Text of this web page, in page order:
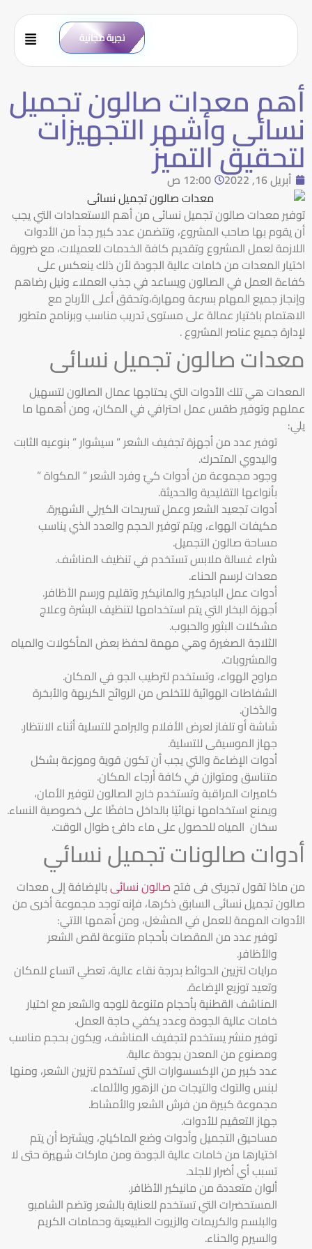
تجربة مجانية
أهم معدات صالون تجميل
نسائى وأشهر التجهيزات
لتحقيق التميز
أبريل 16, 2022
12:00 ص
توفير معدات صالون تجميل نسائى من أهم الاستعدادات التي يجب
أن يقوم بها صاحب المشروع، وتتضمن عدد كبير جداً من الأدوات
اللازمة لعمل المشروع وتقديم كافة الخدمات للعميلات، مع ضرورة
اختيار المعدات من خامات عالية الجودة لأن ذلك ينعكس على
كفاءة العمل في الصالون ويساعد في جذب العملاء ونيل رضاهم
وإنجاز جميع المهام بسرعة ومهارة،وتحقق أعلى الأرباح مع
الاهتمام باختيار عمالة على مستوى تدريب مناسب وبرنامج متطور
لإدارة جميع عناصر المشروع .
معدات صالون تجميل نسائى
المعدات هي تلك الأدوات التي يحتاجها عمال الصالون لتسهيل
عملهم وتوفير طقس عمل احترافي في المكان، ومن أهمها ما
يلي:
توفير عدد من أجهزة تجفيف الشعر ” سيشوار ” بنوعيه الثابت
واليدوي المتحرك.
وجود مجموعة من أدوات كيّ وفرد الشعر ” المكواة ”
بأنواعها التقليدية والحديثة.
أدوات تجعيد الشعر وعمل تسريحات الكيرلي الشهيرة.
مكيفات الهواء، ويتم توفير الحجم والعدد الذي يناسب
مساحة صالون التجميل.
شراء غسالة ملابس تستخدم في تنظيف المناشف.
معدات لرسم الحناء.
أدوات عمل الباديكير والمانيكير وتقليم ورسم الأظافر.
أجهزة البخار التي يتم استخدامها لتنظيف البشرة وعلاج
مشكلات البثور والحبوب.
الثلاجة الصغيرة وهي مهمة لحفظ بعض المأكولات والمياه
والمشروبات.
مراوح الهواء، وتستخدم لترطيب الجو في المكان.
الشفاطات الهوائية للتخلص من الروائح الكريهة والأبخرة
والدُخان.
شاشة أو تلفاز لعرض الأفلام والبرامج للتسلية أثناء الانتظار.
جهاز الموسيقى للتسلية.
أدوات الإضاءة والتي يجب أن تكون قوية وموزعة بشكل
متناسق ومتوازن في كافة أرجاء المكان.
كاميرات المراقبة وتستخدم خارج الصالون لتوفير الأمان،
ويمنع استخدامها نهائيًا بالداخل حافظًا على خصوصية النساء.
سخان المياه للحصول على ماء دافئ طوال الوقت.
أدوات صالونات تجميل نسائي
من ماذا تقول تجربتى فى فتحصالون نسائىبالإضافة إلى معدات
صالون تجميل نسائى السابق ذكرها، فإنه توجد مجموعة أخرى من
الأدوات المهمة للعمل في المشغل، ومن أهمها الآتي:
توفير عدد من المقصات بأحجام متنوعة لقص الشعر
والأظافر.
مرايات لتزيين الحوائط بدرجة نقاء عالية، تعطي اتساع للمكان
وتعيد توزيع الإضاءة.
المناشف القطنية بأحجام متنوعة للوجه والشعر مع اختيار
خامات عالية الجودة وعدد يكفي حاجة العمل.
توفير منشر يستخدم لتجفيف المناشف، ويكون بحجم مناسب
ومصنوع من المعدن بجودة عالية.
عدد كبير من الإكسسوارات التي تستخدم لتزيين الشعر، ومنها
لبنس والتوك والتيجات من الزهور والألماء.
مجموعة كبيرة من فرش الشعر والأمشاط.
جهاز التعقيم للأدوات.
مساحيق التجميل وأدوات وضع الماكياج، ويشترط أن يتم
اختيارها من خامات عالية الجودة ومن ماركات شهيرة حتى لا
تسبب أي أضرار للجلد.
ألوان متعددة من مانيكير الأظافر.
المستحضرات التي تستخدم للعناية بالشعر وتضم الشامبو
والبلسم والكريمات والزيوت الطبيعية وحمامات الكريم
والسيرم والحناء.